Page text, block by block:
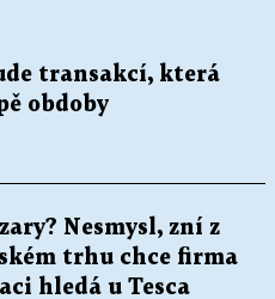
transakcí, která
obdoby
Nesmysl, zní z
trhu chce firma
hledá u Tesca